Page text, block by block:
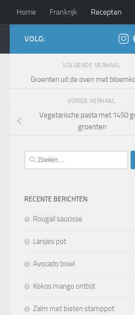
Doorgaan naar inhoud
Home Frankrijk Recepten
Leven als
VOLG:
VOLGENDE VERHAAL
Groenten uit de oven met
VORIGE VERHAAL
Vegetarische pasta met 1450
groenten
Zoeken
naar:
RECENTE BERICHTEN
Rougail saucisse
Larsjes pot
Avocado bowl
Kokos mango ontbijt
Zalm met bieten stamppot